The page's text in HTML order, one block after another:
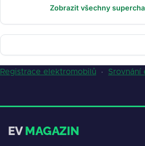
Zobrazit všechny
Registrace elektromobilů · Srovnání
EVMAGAZIN